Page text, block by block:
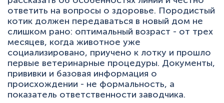
ответить на вопросы о здоровье. Породистый
котик должен передаваться в новый дом не
слишком рано: оптимальный возраст - от трех
месяцев, когда животное уже
социализировано, приучено к лотку и прошло
первые ветеринарные процедуры. Документы,
прививки и базовая информация о
происхождении - не формальность, а
показатель ответственности заводчика.